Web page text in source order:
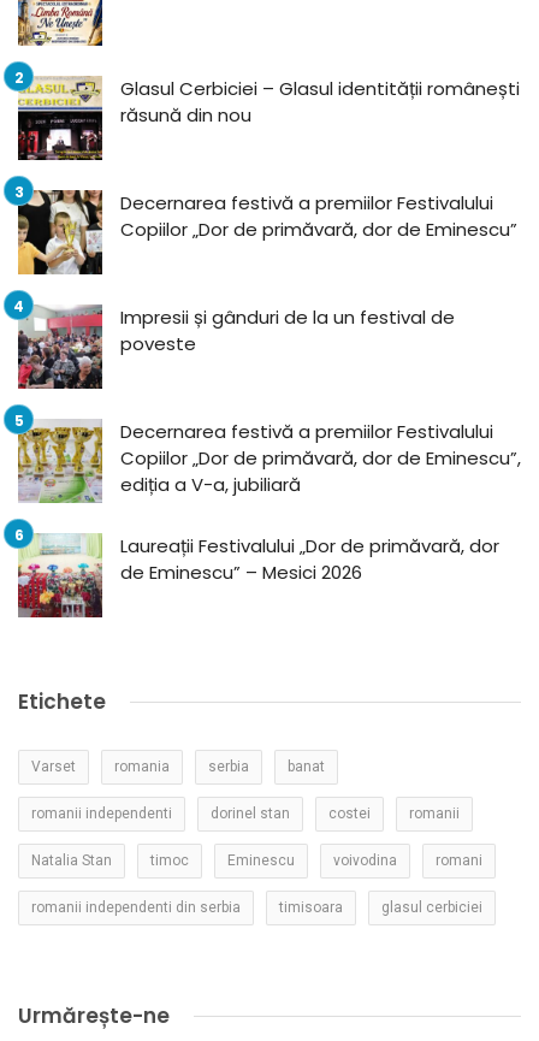
Glasul Cerbiciei – Glasul identității românești
răsună din nou
Decernarea festivă a premiilor Festivalului
Copiilor „Dor de primăvară, dor de Eminescu”
Impresii și gânduri de la un festival de
poveste
Decernarea festivă a premiilor Festivalului
Copiilor „Dor de primăvară, dor de Eminescu”,
ediția a V-a, jubiliară
Laureații Festivalului „Dor de primăvară, dor
de Eminescu” – Mesici 2026
Etichete
Varset romania serbia banat
romanii independenti dorinel stan costei romanii
Natalia Stan timoc Eminescu voivodina romani
romanii independenti din serbia timisoara glasul cerbiciei
Urmărește-ne